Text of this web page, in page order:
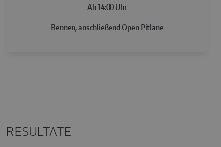
Ab 14:00 Uhr
Rennen, anschließend Open Pitlane
RESULTATE